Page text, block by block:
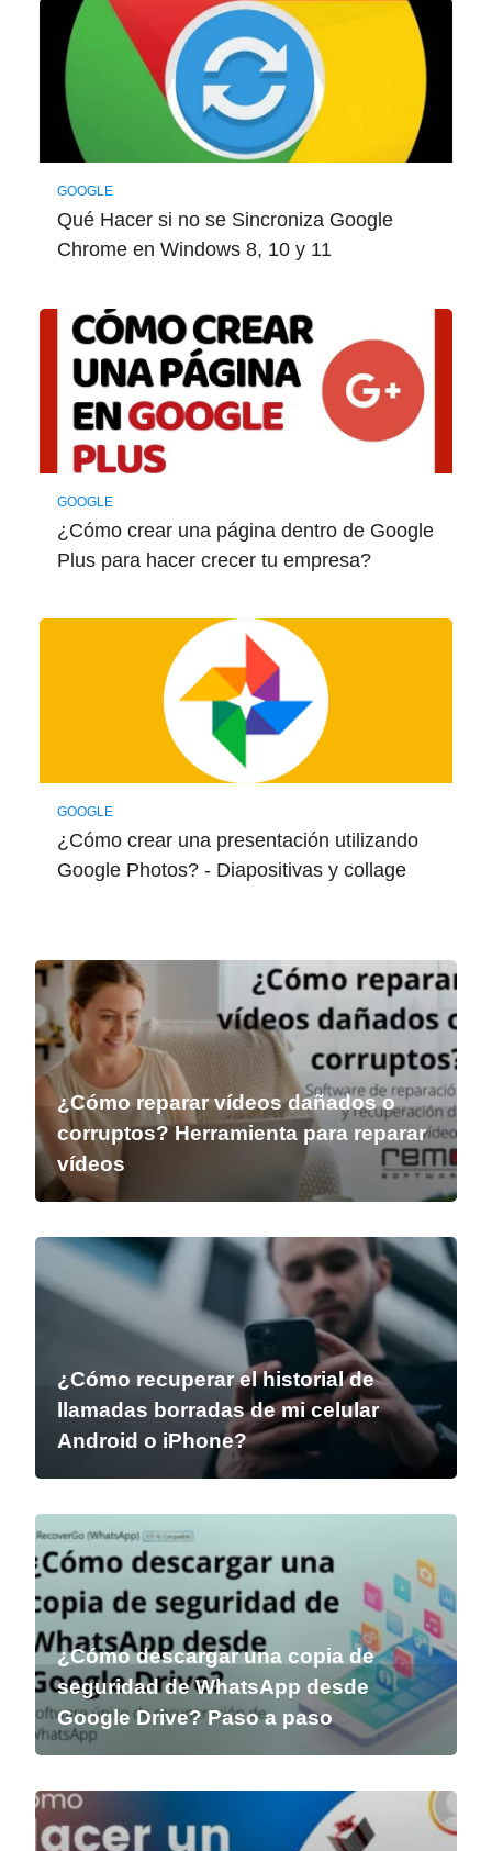
GOOGLE
Qué Hacer si no se Sincroniza Google
Chrome en Windows 8, 10 y 11
GOOGLE
¿Cómo crear una página dentro de Google
Plus para hacer crecer tu empresa?
GOOGLE
¿Cómo crear una presentación utilizando
Google Photos? - Diapositivas y collage
¿Cómo reparar vídeos dañados o
corruptos? Herramienta para reparar
vídeos
¿Cómo recuperar el historial de
llamadas borradas de mi celular
Android o iPhone?
¿Cómo descargar una copia de
seguridad de WhatsApp desde
Google Drive? Paso a paso